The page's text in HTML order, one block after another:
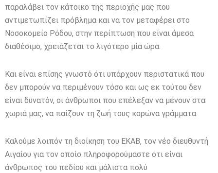
παραλάβει τον κάτοικο της περιοχής μας που
αντιμετωπίζει πρόβλημα και να τον μεταφέρει στο
Νοσοκομείο Ρόδου, στην περίπτωση που είναι άμεσα
διαθέσιμο, χρειάζεται το λιγότερο μία ώρα.
Και είναι επίσης γνωστό ότι υπάρχουν περιστατικά που
δεν μπορούν να περιμένουν τόσο και ως εκ τούτου δεν
είναι δυνατόν, οι άνθρωποι που επέλεξαν να μένουν στα
χωριά μας, να παίζουν τη ζωή τους κορώνα γράμματα.
Καλούμε λοιπόν τη διοίκηση του ΕΚΑΒ, τον νέο διευθυντή
Αιγαίου για τον οποίο πληροφορούμαστε ότι είναι
άνθρωπος του πεδίου και μάλιστα πολύ